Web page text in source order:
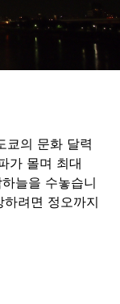
쿄의 문화 달력
가 몰며 최대
늘을 수놓습니
려면 정오까지